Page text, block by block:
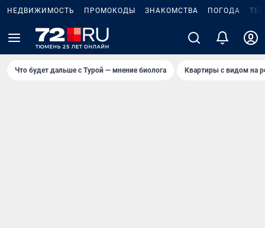
НЕДВИЖИМОСТЬ ПРОМОКОДЫ ЗНАКОМСТВА ПОГОДА
Что будет дальше с Турой — мнение биолога Квартиры с видом на